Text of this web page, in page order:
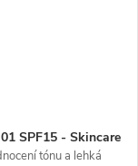
SPF15 - Skincare
- 40mltónu a lehká